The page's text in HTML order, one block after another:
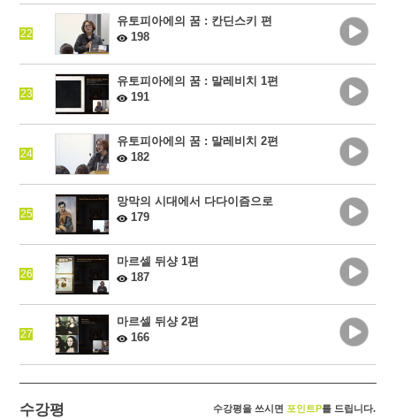
22
유토피아에의 꿈 : 칸딘스키 편
198
23
유토피아에의 꿈 : 말레비치 1편
191
24
유토피아에의 꿈 : 말레비치 2편
182
25
망막의 시대에서 다다이즘으로
179
26
마르셀 뒤샹 1편
187
27
마르셀 뒤샹 2편
166
수강평 수강평을 쓰시면 포인트P를 드립니다.